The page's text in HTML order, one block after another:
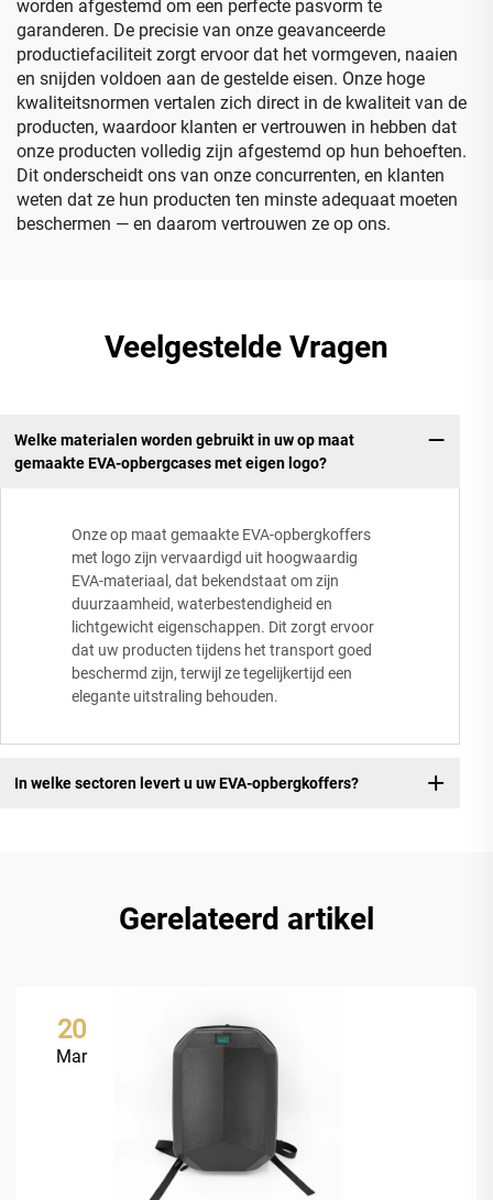
worden afgestemd om een perfecte pasvorm te
garanderen. De precisie van onze geavanceerde
productiefaciliteit zorgt ervoor dat het vormgeven, naaien
en snijden voldoen aan de gestelde eisen. Onze hoge
kwaliteitsnormen vertalen zich direct in de kwaliteit van de
producten, waardoor klanten er vertrouwen in hebben dat
onze producten volledig zijn afgestemd op hun behoeften.
Dit onderscheidt ons van onze concurrenten, en klanten
weten dat ze hun producten ten minste adequaat moeten
beschermen — en daarom vertrouwen ze op ons.
Veelgestelde Vragen
Welke materialen worden gebruikt in uw op maat
gemaakte EVA-opbergcases met eigen logo?
Onze op maat gemaakte EVA-opbergkoffers
met logo zijn vervaardigd uit hoogwaardig
EVA-materiaal, dat bekendstaat om zijn
duurzaamheid, waterbestendigheid en
lichtgewicht eigenschappen. Dit zorgt ervoor
dat uw producten tijdens het transport goed
beschermd zijn, terwijl ze tegelijkertijd een
elegante uitstraling behouden.
In welke sectoren levert u uw EVA-opbergkoffers?
Gerelateerd artikel
20
Mar